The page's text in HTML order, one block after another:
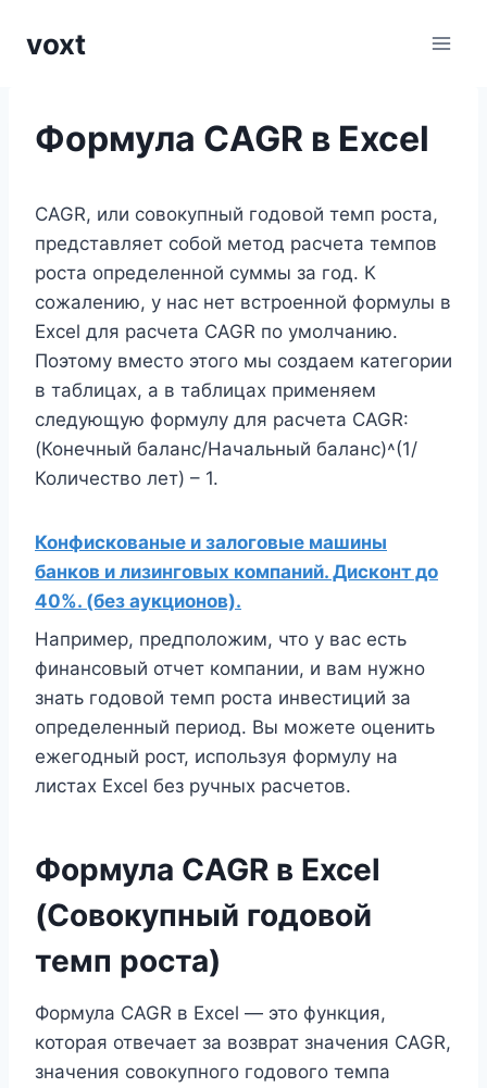
voxt
Формула CAGR в Excel
CAGR, или совокупный годовой темп роста,
представляет собой метод расчета темпов
роста определенной суммы за год. К
сожалению, у нас нет встроенной формулы в
Excel для расчета CAGR по умолчанию.
Поэтому вместо этого мы создаем категории
в таблицах, а в таблицах применяем
следующую формулу для расчета CAGR:
(Конечный баланс/Начальный баланс)˄(1/
Количество лет) – 1.
Конфискованые и залоговые машины
банков и лизинговых компаний. Дисконт до
40%. (без аукционов).
Например, предположим, что у вас есть
финансовый отчет компании, и вам нужно
знать годовой темп роста инвестиций за
определенный период. Вы можете оценить
ежегодный рост, используя формулу на
листах Excel без ручных расчетов.
Формула CAGR в Excel
(Совокупный годовой
темп роста)
Формула CAGR в Excel — это функция,
которая отвечает за возврат значения CAGR,
значения совокупного годового темпа